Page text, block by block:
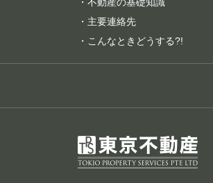
・主要連絡先
・こんなときどうする?!